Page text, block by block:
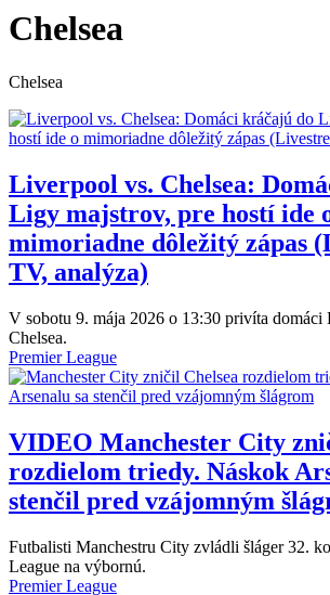
Chelsea
Chelsea
Liverpool vs. Chelsea:
Ligy majstrov, pre hostí ide
mimoriadne dôležitý zápas
TV, analýza)
V sobotu 9. mája 2026 o 13:30 privíta
Chelsea.
Premier League
VIDEO Manchester City
rozdielom triedy. Náskok
stenčil pred vzájomným
Futbalisti Manchestru City zvládli šláger 32.
League na výbornú.
Premier League